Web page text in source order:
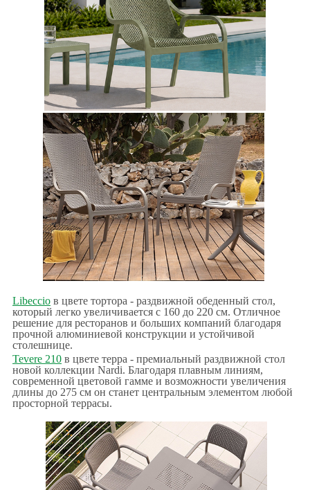
Libeccio в цвете тортора - раздвижной обеденный стол,
который легко увеличивается с 160 до 220 см. Отличное
решение для ресторанов и больших компаний благодаря
прочной алюминиевой конструкции и устойчивой
столешнице.
Tevere 210 в цвете терра - премиальный раздвижной стол
новой коллекции Nardi. Благодаря плавным линиям,
современной цветовой гамме и возможности увеличения
длины до 275 см он станет центральным элементом любой
просторной террасы.